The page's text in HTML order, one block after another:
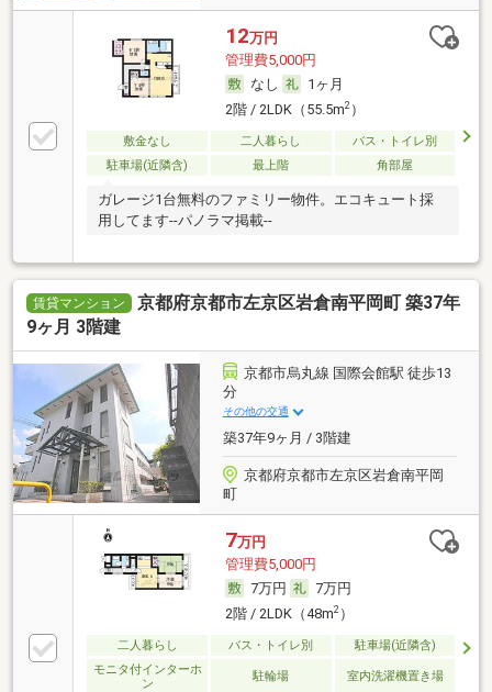
12万円
管理費5,000円
なし
1ヶ月
2階 / 2LDK（55.5m2）
敷金なし 二人暮らし
バス・トイレ別
駐車場(近隣含)
最上階 角部屋
ガレージ1台無料のファミリー物件。エコキュート採
用してます--パノラマ掲載--
賃貸マンション
京都府京都市左京区岩倉南平岡町 築37年
9ヶ月 3階建
京都市烏丸線 国際会館駅 徒歩13
分
その他の交通
築37年9ヶ月 / 3階建
京都府京都市左京区岩倉南平岡
町
7万円
管理費5,000円
7万円
7万円
2階 / 2LDK（48m2）
二人暮らし バス・トイレ別
駐車場(近隣含)
モニタ付インターホ
ン
駐輪場 室内洗濯機置き場